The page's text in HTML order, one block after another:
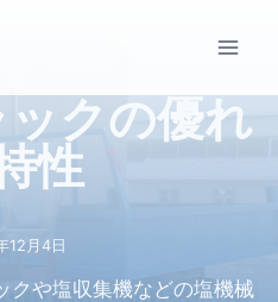
クの優れ
性
12月4日
クや塩収集機などの塩機械